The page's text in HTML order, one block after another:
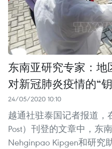
东南亚研究专家：
对新冠肺炎疫情的“
24/05/2020 10:10
越通社驻泰国记者报道，
Post）刊登的文章中，东
Nehginpao Kipgen和研究